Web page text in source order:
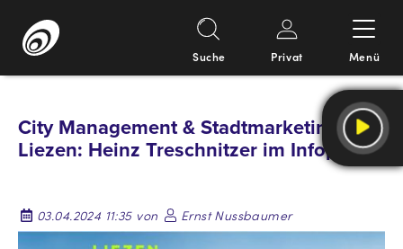
Inhalt
Suche Privat Menü
City Management & Stadtmarketing
Liezen: Heinz Treschnitzer im Infopoint.
03.04.2024 11:35 von Ernst Nussbaumer